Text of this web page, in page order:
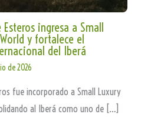
ingresa a Small
y fortalece el
del Iberá
de 2026
fue incorporado a Small Luxury
al Iberá como uno de […]